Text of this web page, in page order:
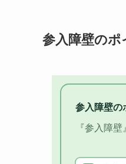
参入障壁のポ
参入障壁の
『参入障